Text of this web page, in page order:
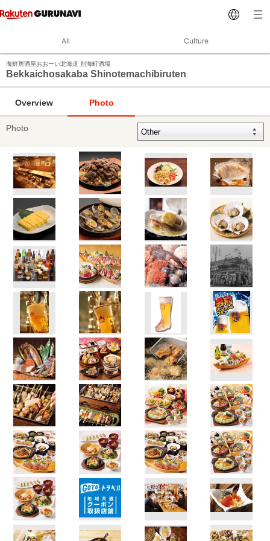
All Culture
海鮮居酒屋おおーい北海道 別海町酒場
Bekkaichosakaba Shinotemachibiruten
Overview Photo
Photo